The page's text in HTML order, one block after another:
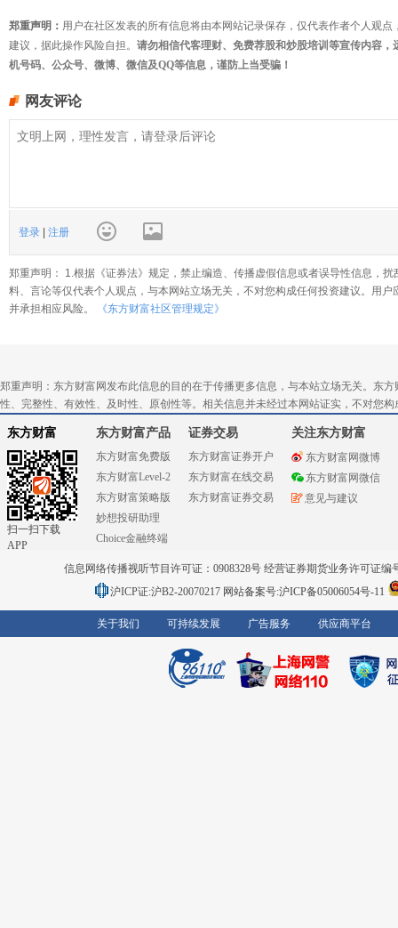
郑重声明： 用户在社区发表的所有信息将由本网站记录保存，仅代表作者个人观
建议，据此操作风险自担。 请勿相信代客理财、免费荐股和炒股培训等宣传内容
机号码、公众号、微博、微信及QQ等信息，谨防上当受骗！
网友评论
登录 | 注册
郑重声明： 1.根据《证券法》规定，禁止编造、传播虚假信息或者误导性信息，
料、言论等仅代表个人观点，与本网站立场无关，不对您构成任何投资建议。用
并承担相应风险。
《东方财富社区管理规定》
郑重声明：东方财富网发布此信息的目的在于传播更多信息，与本站立场无关。东
性、完整性、有效性、及时性、原创性等。相关信息并未经过本网站证实，不对您
东方财富
扫一扫下载
APP
东方财富产品
东方财富免费版
东方财富Level-2
东方财富策略版
妙想投研助理
Choice金融终端
证券交易
东方财富证券开户
东方财富在线交易
东方财富证券交易
关注东方财富
东方财富网微博
东方财富网微信
意见与建议
信息网络传播视听节目许可证：0908328号 经营证券期货业务许可证编
沪ICP证:沪B2-20070217 网站备案号:沪ICP备05006054号-11
关于我们 可持续发展 广告服务 供应商平台